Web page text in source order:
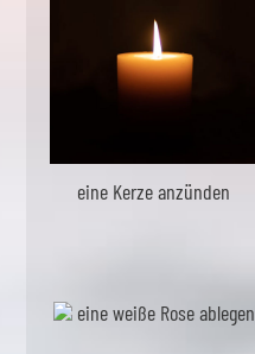
eine Kerze anzünden
eine weiße Rose ablegen